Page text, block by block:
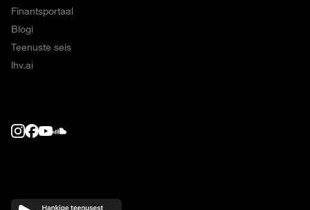
Finantsportaal
Blogi
Teenuste seis
lhv.ai